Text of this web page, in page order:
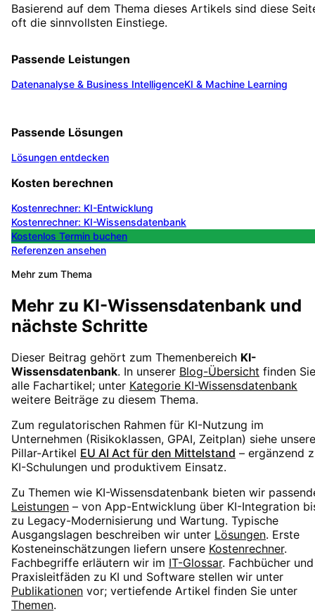
Basierend auf dem Thema dieses Artikels sind diese
oft die sinnvollsten Einstiege.
Passende Leistungen
Datenanalyse & Business IntelligenceKI & Machine Learning
Passende Lösungen
Lösungen entdecken
Kosten berechnen
Kostenrechner: KI-Entwicklung
Kostenrechner: KI-Wissensdatenbank
Kostenlos Termin buchen
Referenzen ansehen
Mehr zum Thema
Mehr zu KI-Wissensdatenbank und
nächste Schritte
Dieser Beitrag gehört zum Themenbereich KI-
Wissensdatenbank. In unserer Blog-Übersicht finden Sie
alle Fachartikel; unter Kategorie KI-Wissensdatenbank
weitere Beiträge zu diesem Thema.
Zum regulatorischen Rahmen für KI-Nutzung im
Unternehmen (Risikoklassen, GPAI, Zeitplan) siehe
Pillar-Artikel EU AI Act für den Mittelstand – ergänzend
KI-Schulungen und produktivem Einsatz.
Zu Themen wie KI-Wissensdatenbank bieten wir
Leistungen – von App-Entwicklung über KI-Integration
zu Legacy-Modernisierung und Wartung. Typische
Ausgangslagen beschreiben wir unter Lösungen. Erste
Kosteneinschätzungen liefern unsere Kostenrechner.
Fachbegriffe erläutern wir im IT-Glossar. Fachbücher und
Praxisleitfäden zu KI und Software stellen wir unter
Publikationen vor; vertiefende Artikel finden Sie unter
Themen.